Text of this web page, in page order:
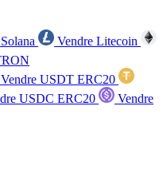
Vendre Litecoin
Vendre USDT ERC20
USDC ERC20
Vendre